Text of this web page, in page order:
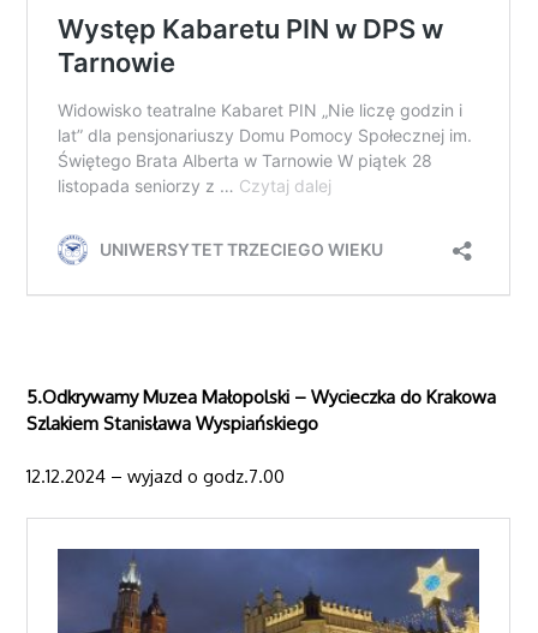
5.Odkrywamy Muzea Małopolski – Wycieczka do Krakowa
Szlakiem Stanisława Wyspiańskiego
12.12.2024 – wyjazd o godz.7.00